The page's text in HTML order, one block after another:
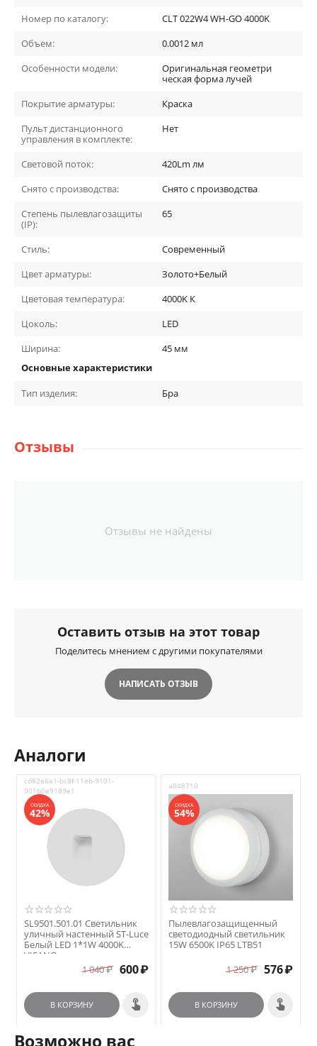
Номер по каталогу:
CLT 022W4 WH-GO 4000K
Объем:
0.0012 мл
Особенности модели:
Оригинальная геометри
ческая форма лучей
Покрытие арматуры:
Краска
Пульт дистанционного
управления в комплекте:
Нет
Световой поток: 420Lm лм
Снято с производства:
Снято с производства
Степень пылевлагозащиты
(IP):
65
Стиль:
Современный
Цвет арматуры:
Золото+Белый
Цветовая температура:
4000K К
Цоколь:
LED
Ширина:
45 мм
Основные характеристики
Тип изделия:
Бра
Отзывы
Отзывы не найдены
Оставить отзыв на этот товар
Поделитесь мнением с другими покупателями
НАПИСАТЬ ОТЗЫВ
Аналоги
cd82e6a1-bc8f-11eb-9101-
901b0e9189e1
СКИДКА
42%
SL9501.501.01 Светильник
уличный настенный ST-Luce
Белый LED 1*1W 4000K
VISANO
1 040₽ 600₽
В КОРЗИНУ
a048710
СКИДКА
54%
Пылевлагозащищенный
светодиодный светильник
15W 6500K IP65 LTB51
1 250₽ 576₽
В КОРЗИНУ
Возможно вас